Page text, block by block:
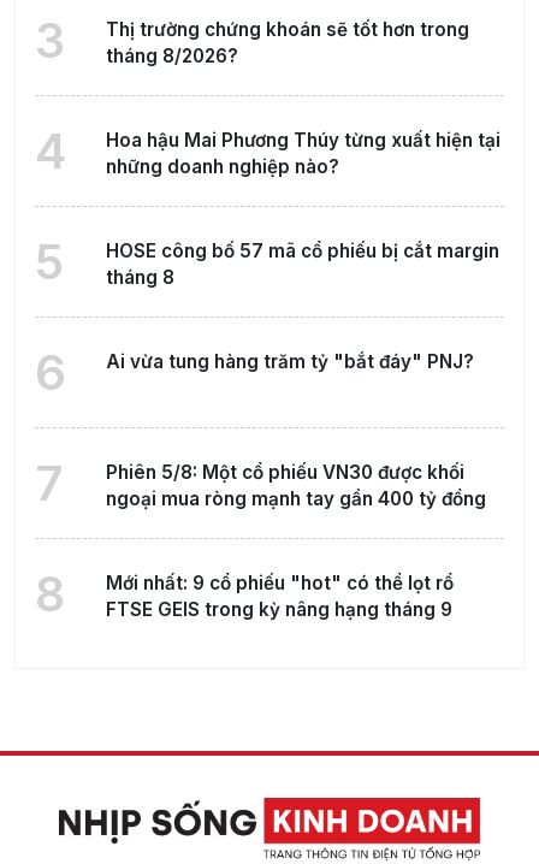
3
Thị trường chứng khoán sẽ tốt hơn trong
tháng 8/2026?
4
Hoa hậu Mai Phương Thúy từng xuất hiện tại
những doanh nghiệp nào?
5
HOSE công bố 57 mã cổ phiếu bị cắt margin
tháng 8
6 Ai vừa tung hàng trăm tỷ "bắt đáy" PNJ?
7
Phiên 5/8: Một cổ phiếu VN30 được khối
ngoại mua ròng mạnh tay gần 400 tỷ đồng
8
Mới nhất: 9 cổ phiếu "hot" có thể lọt rổ
FTSE GEIS trong kỳ nâng hạng tháng 9